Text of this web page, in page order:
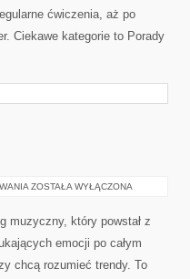
ćwiczenia, aż po
Ciekawe kategorie to Porady
MUZYKA
ZOSTAŁA WYŁĄCZONA
muzyczny, który powstał z
emocji po całym
chcą rozumieć trendy. To